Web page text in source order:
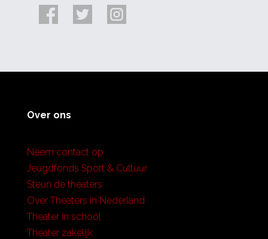
Over ons
Neem contact op
Jeugdfonds Sport & Cultuur
Steun de theaters
Over Theaters in Nederland
Theater in school
Theater zakelijk